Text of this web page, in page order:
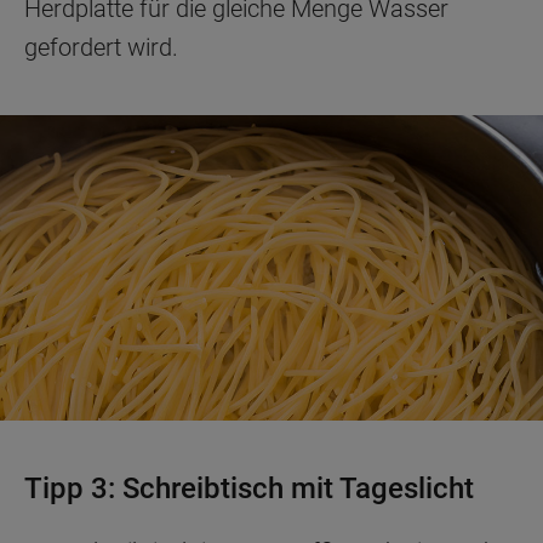
Herdplatte für die gleiche Menge Wasser
gefordert wird.
Tipp 3: Schreibtisch mit Tageslicht
Indem Sie auf die Schaltfläche "Alle
der Weitergabe Ihrer Daten an unsere
Drittanbieter für solche Zwecke zu. Wenn
Sie Ihre Präferenzen festlegen möchten,
klicken Sie auf die Schaltfläche "Cookie
Einstellungen". Um unsere Cookie-Richtlinie
einzusehen klicken sie auf "Mehr
Informationen" . Wenn Sie auf "Nur
erforderliche Cookies" klicken, werden
lediglich unbedingt erforderliche Cookis
gesetzt. Mehr Informationen
https://www.bauknecht.de/seiten/nutzung-